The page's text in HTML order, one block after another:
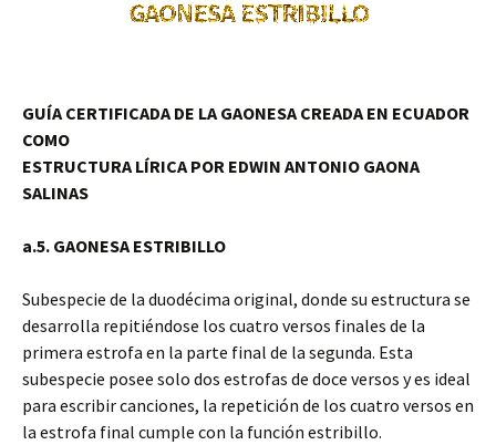
GUÍA CERTIFICADA DE LA GAONESA CREADA EN ECUADOR
COMO
ESTRUCTURA LÍRICA POR EDWIN ANTONIO GAONA
SALINAS
a.5. GAONESA ESTRIBILLO
Subespecie de la duodécima original, donde su estructura se
desarrolla repitiéndose los cuatro versos finales de la
primera estrofa en la parte final de la segunda. Esta
subespecie posee solo dos estrofas de doce versos y es ideal
para escribir canciones, la repetición de los cuatro versos en
la estrofa final cumple con la función estribillo.